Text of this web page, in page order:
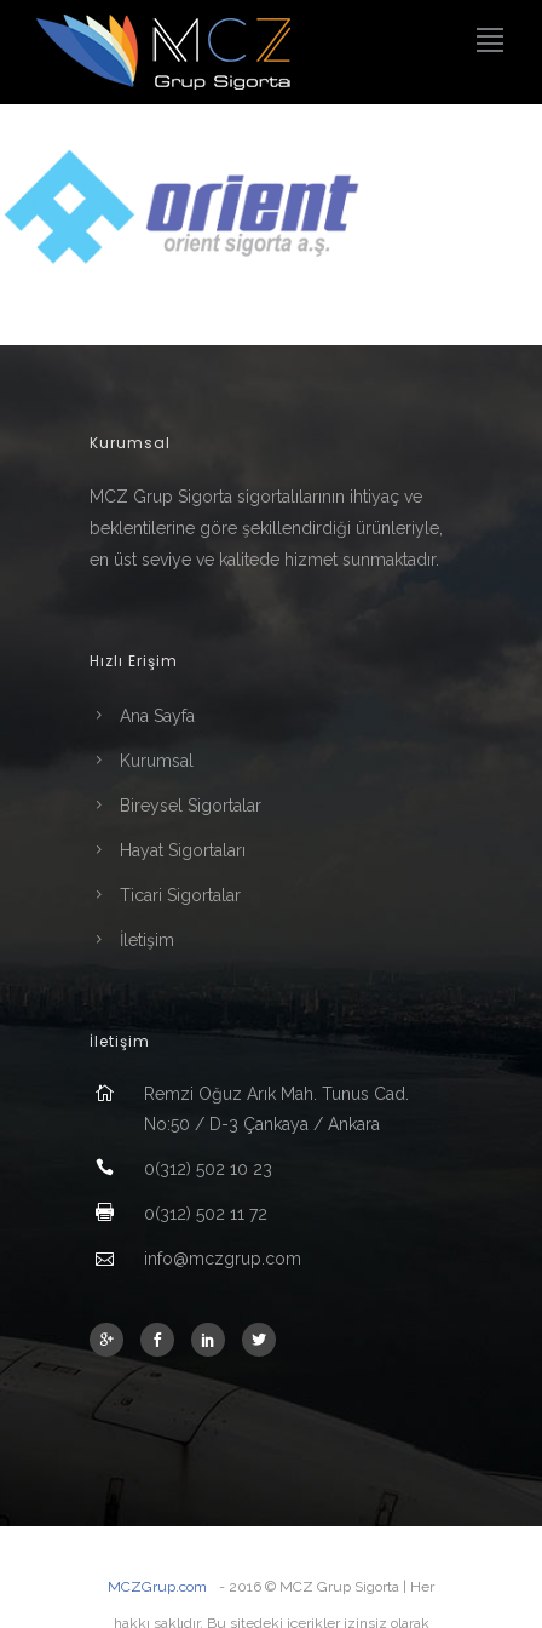
Kurumsal
MCZ Grup Sigorta sigortalılarının ihtiyaç ve
beklentilerine göre şekillendirdiği ürünleriyle,
en üst seviye ve kalitede hizmet sunmaktadır.
Hızlı Erişim
Ana Sayfa
Kurumsal
Bireysel Sigortalar
Hayat Sigortaları
Ticari Sigortalar
İletişim
İletişim
Remzi Oğuz Arık Mah. Tunus Cad.
No:50 / D-3 Çankaya / Ankara
0(312) 502 10 23
0(312) 502 11 72
info@mczgrup.com
MCZGrup.com - 2016 © MCZ Grup Sigorta | Her
hakkı saklıdır. Bu sitedeki içerikler izinsiz olarak